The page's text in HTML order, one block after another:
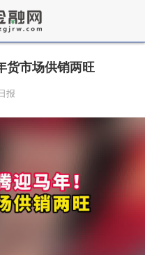
货市场供销两旺
报